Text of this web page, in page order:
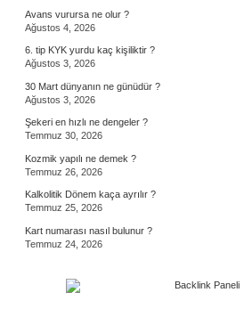
Avans vurursa ne olur ?
Ağustos 4, 2026
6. tip KYK yurdu kaç kişiliktir ?
Ağustos 3, 2026
30 Mart dünyanın ne günüdür ?
Ağustos 3, 2026
Şekeri en hızlı ne dengeler ?
Temmuz 30, 2026
Kozmik yapılı ne demek ?
Temmuz 26, 2026
Kalkolitik Dönem kaça ayrılır ?
Temmuz 25, 2026
Kart numarası nasıl bulunur ?
Temmuz 24, 2026